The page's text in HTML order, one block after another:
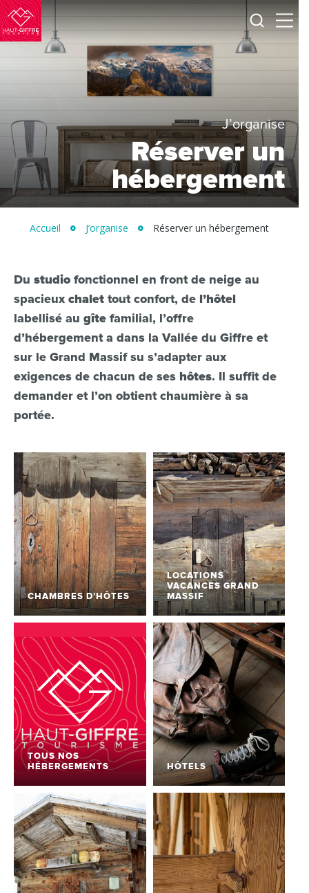
Haut-
Giffre
Tourisme
Je
Menu
J’organise
Réserver un
hébergement
Accueil J’organise Réserver un hébergement
Du studio fonctionnel en front de neige au
spacieux chalet tout confort, de l’hôtel
labellisé au gîte familial, l’offre
d’hébergement a dans la Vallée du Giffre et
sur le Grand Massif su s’adapter aux
exigences de chacun de ses hôtes. Il suffit de
demander et l’on obtient chaumière à sa
portée.
CHAMBRES D’HÔTES
LOCATIONS
VACANCES GRAND
MASSIF
TOUS NOS
HÉBERGEMENTS
HÔTELS